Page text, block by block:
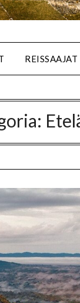
REISSAAJAT